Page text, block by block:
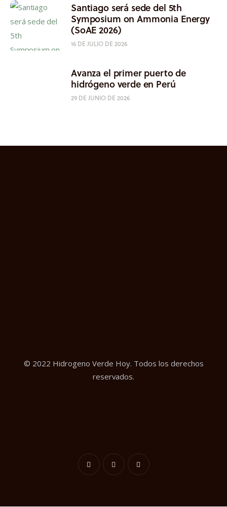
Santiago será sede del 5th
Symposium on Ammonia Energy
(SoAE 2026)
16 DE JULIO DE 2026
Avanza el primer puerto de
hidrógeno verde en Perú
29 DE JUNIO DE 2026
© 2022 Hidrogeno Verde Hoy. Todos los derechos
reservados.